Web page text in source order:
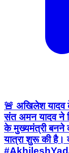
🚨 अखिलेश यादव
संत अमन यादव ने
के मुख्यमंत्री बनने
यात्रा शुरू की है।